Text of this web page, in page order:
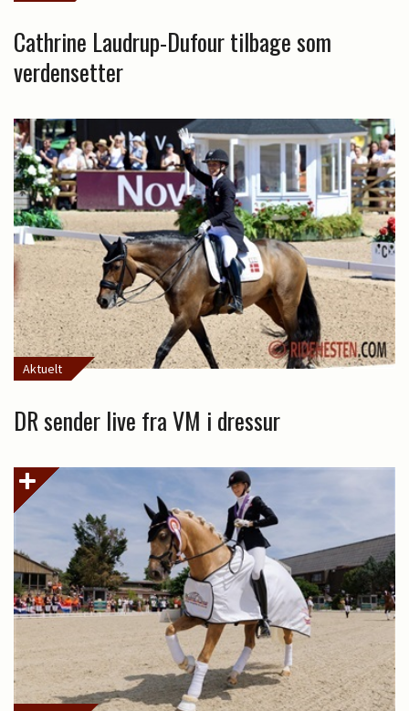
Cathrine Laudrup-Dufour tilbage som
verdensetter
Aktuelt
DR sender live fra VM i dressur